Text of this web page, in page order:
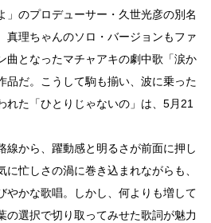
」のプロデューサー・久世光彦の別名
真理ちゃんのソロ・バージョンもファ
曲となったマチャアキの劇中歌「涙か
品だ。こうして駒も揃い、波に乗った
れた「ひとりじゃないの」は、5月21
線から、躍動感と明るさが前面に押し
忙しさの渦に巻き込まれながらも、
やかな歌唱。しかし、何よりも増して
の選択で切り取ってみせた歌詞が魅力